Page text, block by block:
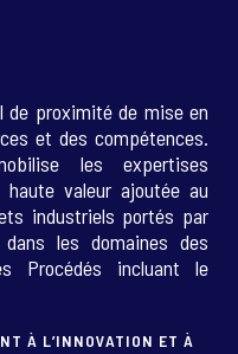
proximité de mise en
et des compétences.
les expertises
valeur ajoutée au
industriels portés par
les domaines des
Procédés incluant le
À L’INNOVATION ET À